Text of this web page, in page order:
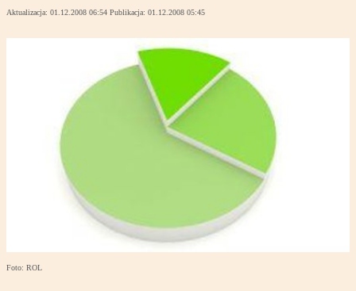
Aktualizacja: 01.12.2008 06:54 Publikacja: 01.12.2008 05:45
Foto: ROL